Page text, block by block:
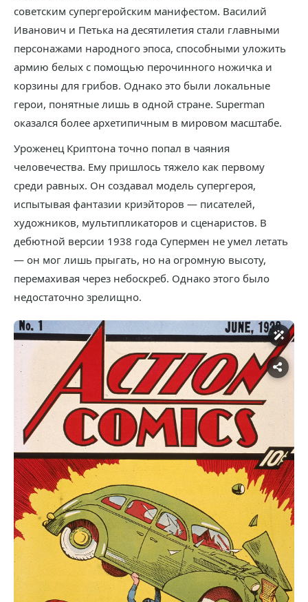
советским супергеройским манифестом. Василий
Иванович и Петька на десятилетия стали главными
персонажами народного эпоса, способными уложить
армию белых с помощью перочинного ножичка и
корзины для грибов. Однако это были локальные
герои, понятные лишь в одной стране. Superman
оказался более архетипичным в мировом масштабе.
Уроженец Криптона точно попал в чаяния
человечества. Ему пришлось тяжело как первому
среди равных. Он создавал модель супергероя,
испытывая фантазии криэйторов — писателей,
художников, мультипликаторов и сценаристов. В
дебютной версии 1938 года Супермен не умел летать
— он мог лишь прыгать, но на огромную высоту,
перемахивая через небоскреб. Однако этого было
недостаточно зрелищно.